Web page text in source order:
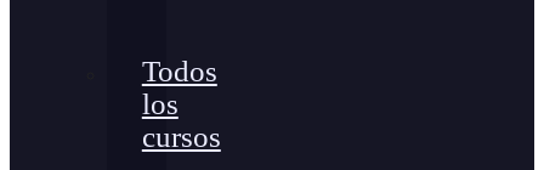
Todos
los
cursos